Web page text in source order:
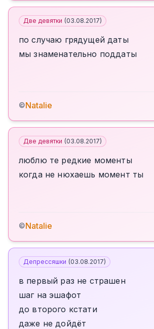
Две девятки (03.08.2017)
по случаю грядущей даты
мы знаменательно поддаты
©Natalie
Две девятки (03.08.2017)
люблю те редкие моменты
когда не нюхаешь момент ты
©Natalie
Депрессяшки (03.08.2017)
в первый раз не страшен
шаг на эшафот
до второго кстати
даже не дойдёт